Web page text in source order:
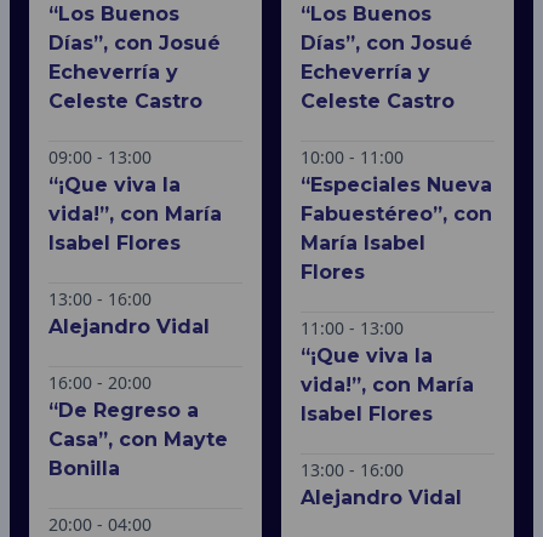
“Los Buenos
Días”, con Josué
Echeverría y
Celeste Castro
09:00 - 13:00
“¡Que viva la
vida!”, con María
Isabel Flores
13:00 - 16:00
Alejandro Vidal
16:00 - 20:00
“De Regreso a
Casa”, con Mayte
Bonilla
20:00 - 04:00
“Los Buenos
Días”, con Josué
Echeverría y
Celeste Castro
10:00 - 11:00
“Especiales Nueva
Fabuestéreo”, con
María Isabel
Flores
11:00 - 13:00
“¡Que viva la
vida!”, con María
Isabel Flores
13:00 - 16:00
Alejandro Vidal